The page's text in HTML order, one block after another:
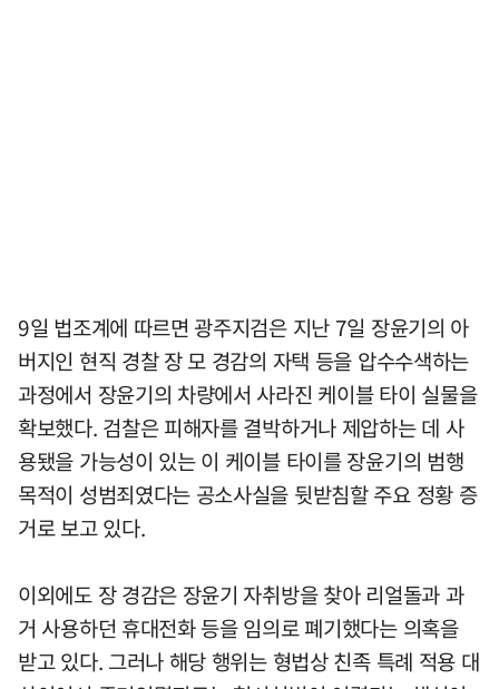
9일 법조계에 따르면 광주지검은 지난 7일 장윤기의 아
버지인 현직 경찰 장 모 경감의 자택 등을 압수수색하는
과정에서 장윤기의 차량에서 사라진 케이블 타이 실물을
확보했다. 검찰은 피해자를 결박하거나 제압하는 데 사
용됐을 가능성이 있는 이 케이블 타이를 장윤기의 범행
목적이 성범죄였다는 공소사실을 뒷받침할 주요 정황 증
거로 보고 있다.
이외에도 장 경감은 장윤기 자취방을 찾아 리얼돌과 과
거 사용하던 휴대전화 등을 임의로 폐기했다는 의혹을
받고 있다. 그러나 해당 행위는 형법상 친족 특례 적용 대